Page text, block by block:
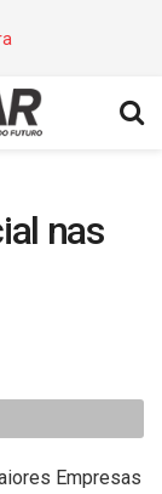
nas
Empresas